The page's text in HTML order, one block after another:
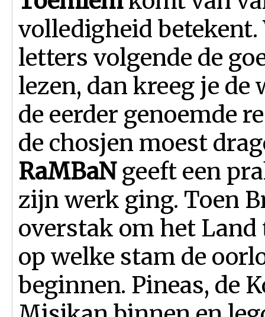
volledigheid betekent.
letters volgende de
lezen, dan kreeg je
de eerder genoemde
de chosjen moest
RaMBaNgeeft een
zijn werk ging. Toen
overstak om het Land
op welke stam de
beginnen. Pineas, de